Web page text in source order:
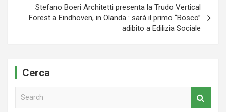
Stefano Boeri Architetti presenta la Trudo Vertical
Forest a Eindhoven, in Olanda : sarà il primo “Bosco”
adibito a Edilizia Sociale
Cerca